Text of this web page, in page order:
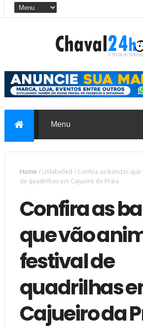
Home /Unlabelled / Confira as bandas
de quadrilhas em Cajueiro da Praia
Confira as
que vão
festival de
quadrilhas
Cajueiro da